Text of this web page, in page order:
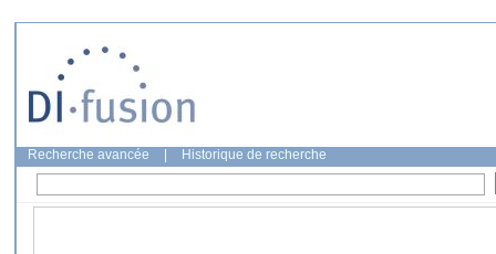
Recherche avancée Historique de recherche